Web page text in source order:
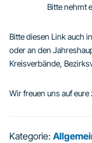
Bitte nehmt
Bitte diesen Link auch
oder an den
Kreisverbände,
Wir freuen uns auf
Kategorie: